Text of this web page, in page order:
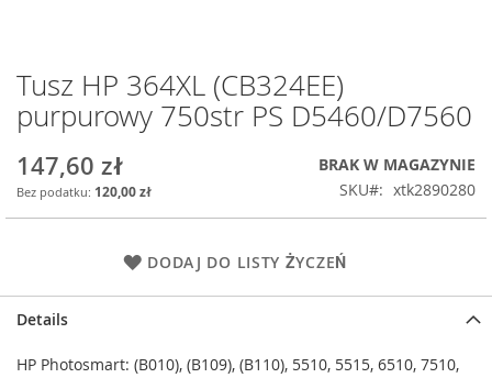
Przejdź
na
początek
Tusz HP 364XL (CB324EE)
purpurowy 750str PS D5460/D7560
147,60 zł
120,00 zł
BRAK W MAGAZYNIE
SKU
xtk2890280
DODAJ DO LISTY ŻYCZEŃ
Details
HP Photosmart: (B010), (B109), (B110), 5510, 5515, 6510, 7510,